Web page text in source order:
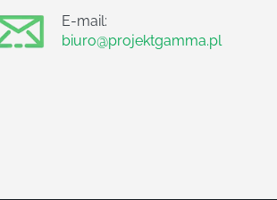
E-mail:
biuro@projektgamma.pl